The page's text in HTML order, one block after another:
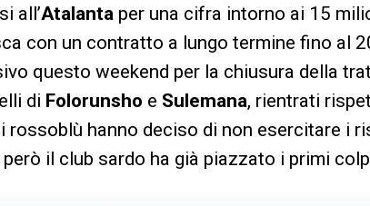
all’Atalanta per una cifra intorno ai 15
con un contratto a lungo termine fino al
questo weekend per la chiusura della
di Folorunsho e Sulemana, rientrati
rossoblù hanno deciso di non esercitare i
il club sardo ha già piazzato i primi